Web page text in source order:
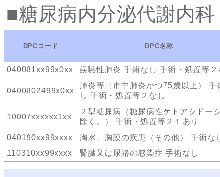
糖尿病内分泌代謝内科
DPCコード DPC名称
040081xx99x0xx 誤嚥性肺炎 手術なし 手術・処置等２
0400802499x0xx
肺炎等（市中肺炎かつ75歳以上） 手
し 手術・処置等２なし
10007xxxxxx1xx
２型糖尿病（糖尿病性ケトアシドー
除く。） 手術・処置等２１あり
040190xx99xxxx
胸水、胸膜の疾患（その他） 手術な
110310xx99xxxx
腎臓又は尿路の感染症 手術なし